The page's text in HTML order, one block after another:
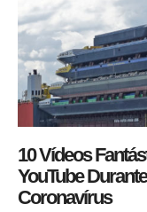
10 Vídeos
YouTube
Coronavírus